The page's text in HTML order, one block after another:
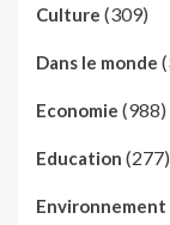
Culture (309)
Dans le monde
Economie (988)
Education (277)
Environnement